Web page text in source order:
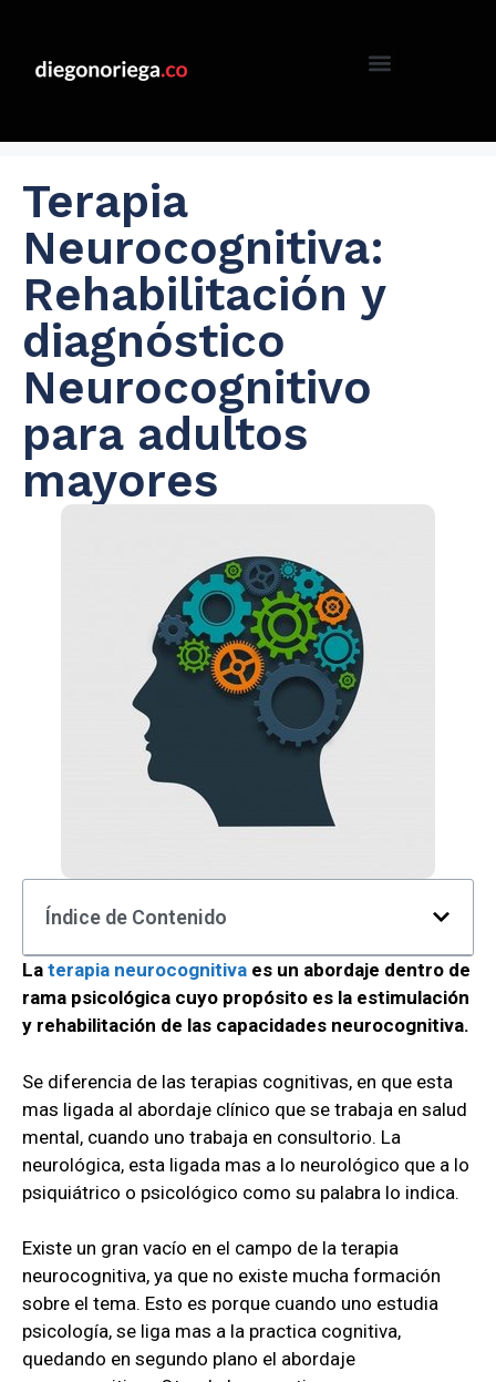
Terapia
Neurocognitiva:
Rehabilitación y
diagnóstico
Neurocognitivo
para adultos
mayores
Índice de Contenido
La terapia neurocognitiva es un abordaje dentro de
rama psicológica cuyo propósito es la estimulación
y rehabilitación de las capacidades neurocognitiva.
Se diferencia de las terapias cognitivas, en que esta
mas ligada al abordaje clínico que se trabaja en salud
mental, cuando uno trabaja en consultorio. La
neurológica, esta ligada mas a lo neurológico que a lo
psiquiátrico o psicológico como su palabra lo indica.
Existe un gran vacío en el campo de la terapia
neurocognitiva, ya que no existe mucha formación
sobre el tema. Esto es porque cuando uno estudia
psicología, se liga mas a la practica cognitiva,
quedando en segundo plano el abordaje